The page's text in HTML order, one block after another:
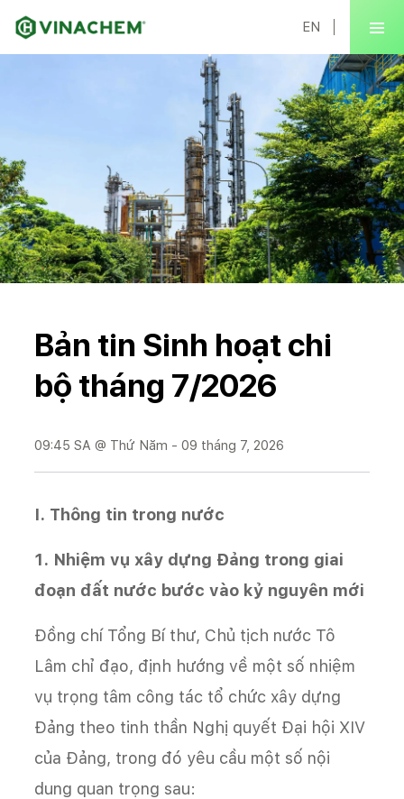
EN
Bản tin Sinh hoạt chi
bộ tháng 7/2026
09:45 SA @ Thứ Năm - 09 tháng 7, 2026
I. Thông tin trong nước
1. Nhiệm vụ xây dựng Đảng trong giai
đoạn đất nước bước vào kỷ nguyên mới
Đồng chí Tổng Bí thư, Chủ tịch nước Tô
Lâm chỉ đạo, định hướng về một số nhiệm
vụ trọng tâm công tác tổ chức xây dựng
Đảng theo tinh thần Nghị quyết Đại hội XIV
của Đảng, trong đó yêu cầu một số nội
dung quan trọng sau: